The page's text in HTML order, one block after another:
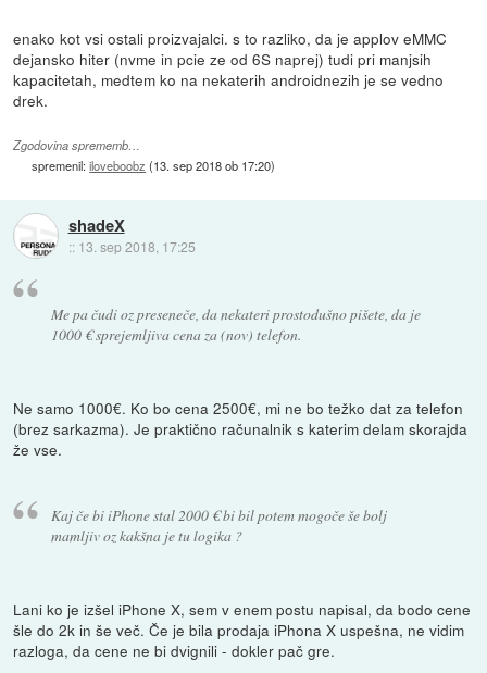
enako kot vsi ostali proizvajalci. s to razliko, da je applov eMMC
dejansko hiter (nvme in pcie ze od 6S naprej) tudi pri manjsih
kapacitetah, medtem ko na nekaterih androidnezih je se vedno
drek.
Zgodovina sprememb…
spremenil:iloveboobz (13. sep 2018 ob 17:20)
shadeX
:: 13. sep 2018, 17:25
Me pa čudi oz preseneče, da nekateri prostodušno pišete, da je
1000 € sprejemljiva cena za (nov) telefon.
Ne samo 1000€. Ko bo cena 2500€, mi ne bo težko dat za telefon
(brez sarkazma). Je praktično računalnik s katerim delam skorajda
že vse.
Kaj če bi iPhone stal 2000 € bi bil potem mogoče še bolj
mamljiv oz kakšna je tu logika ?
Lani ko je izšel iPhone X, sem v enem postu napisal, da bodo cene
šle do 2k in še več. Če je bila prodaja iPhona X uspešna, ne vidim
razloga, da cene ne bi dvignili - dokler pač gre.